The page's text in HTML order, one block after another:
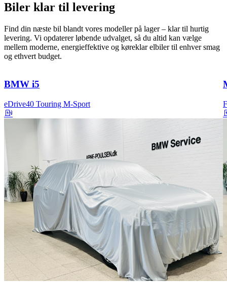
Biler klar til levering
Find din næste bil blandt vores modeller på lager – klar til hurtig
levering. Vi opdaterer løbende udvalget, så du altid kan vælge
mellem moderne, energieffektive og køreklar elbiler til enhver smag
og ethvert budget.
BMW i5
eDrive40 Touring M-Sport